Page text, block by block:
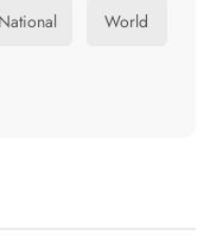
National World